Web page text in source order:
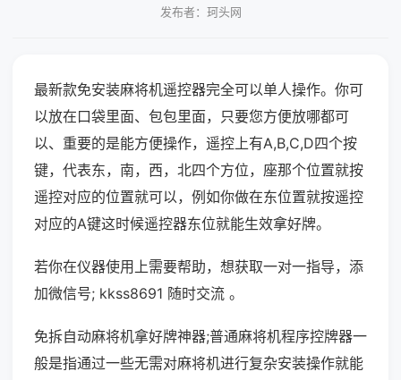
发布者：珂头网
最新款免安装麻将机遥控器完全可以单人操作。你可
以放在口袋里面、包包里面，只要您方便放哪都可
以、重要的是能方便操作，遥控上有A,B,C,D四个按
键，代表东，南，西，北四个方位，座那个位置就按
遥控对应的位置就可以，例如你做在东位置就按遥控
对应的A键这时候遥控器东位就能生效拿好牌。
若你在仪器使用上需要帮助，想获取一对一指导，添
加微信号; kkss8691 随时交流 。
免拆自动麻将机拿好牌神器;普通麻将机程序控牌器一
般是指通过一些无需对麻将机进行复杂安装操作就能